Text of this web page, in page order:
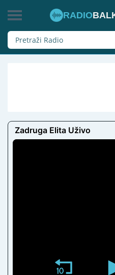
RADIO
Zadruga Elita Uživo